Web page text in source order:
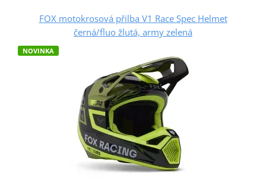
FOX motokrosová přilba V1 Race Spec Helmet
černá/fluo žlutá, army zelená
NOVINKA